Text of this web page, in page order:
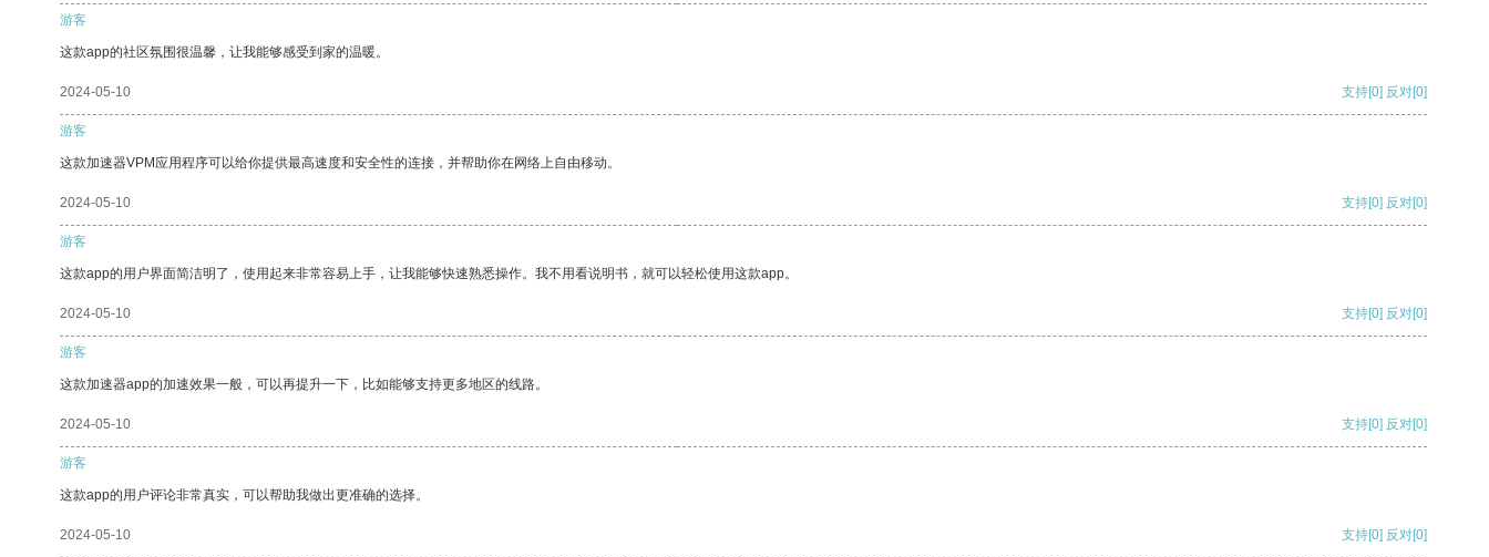
游客
这款app的社区氛围很温馨，让我能够感受到家的温暖。
2024-05-10 支持[0] 反对[0]
游客
这款加速器VPM应用程序可以给你提供最高速度和安全性的连接，并帮助你在网络上自由移动。
2024-05-10 支持[0] 反对[0]
游客
这款app的用户界面简洁明了，使用起来非常容易上手，让我能够快速熟悉操作。我不用看说明书，就可以轻松使用这款app。
2024-05-10 支持[0] 反对[0]
游客
这款加速器app的加速效果一般，可以再提升一下，比如能够支持更多地区的线路。
2024-05-10 支持[0] 反对[0]
游客
这款app的用户评论非常真实，可以帮助我做出更准确的选择。
2024-05-10 支持[0] 反对[0]